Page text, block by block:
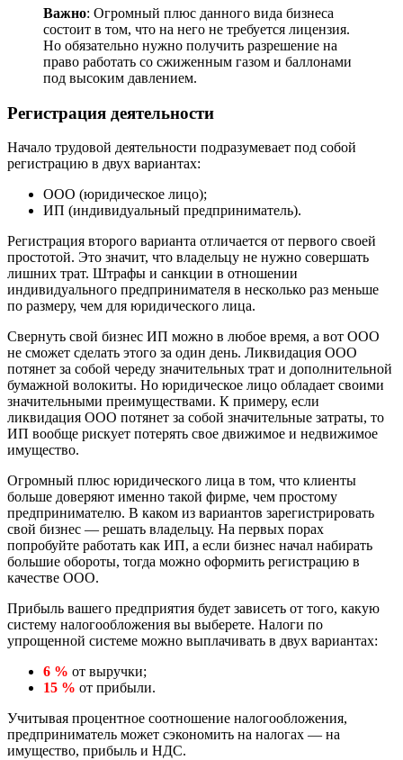
Важно: Огромный плюс данного вида бизнеса
состоит в том, что на него не требуется лицензия.
Но обязательно нужно получить разрешение на
право работать со сжиженным газом и баллонами
под высоким давлением.
Регистрация деятельности
Начало трудовой деятельности подразумевает под собой
регистрацию в двух вариантах:
ООО (юридическое лицо);
ИП (индивидуальный предприниматель).
Регистрация второго варианта отличается от первого своей
простотой. Это значит, что владельцу не нужно совершать
лишних трат. Штрафы и санкции в отношении
индивидуального предпринимателя в несколько раз меньше
по размеру, чем для юридического лица.
Свернуть свой бизнес ИП можно в любое время, а вот ООО
не сможет сделать этого за один день. Ликвидация ООО
потянет за собой череду значительных трат и дополнительной
бумажной волокиты. Но юридическое лицо обладает своими
значительными преимуществами. К примеру, если
ликвидация ООО потянет за собой значительные затраты, то
ИП вообще рискует потерять свое движимое и недвижимое
имущество.
Огромный плюс юридического лица в том, что клиенты
больше доверяют именно такой фирме, чем простому
предпринимателю. В каком из вариантов зарегистрировать
свой бизнес — решать владельцу. На первых порах
попробуйте работать как ИП, а если бизнес начал набирать
большие обороты, тогда можно оформить регистрацию в
качестве ООО.
Прибыль вашего предприятия будет зависеть от того, какую
систему налогообложения вы выберете. Налоги по
упрощенной системе можно выплачивать в двух вариантах:
6 % от выручки;
15 % от прибыли.
Учитывая процентное соотношение налогообложения,
предприниматель может сэкономить на налогах — на
имущество, прибыль и НДС.